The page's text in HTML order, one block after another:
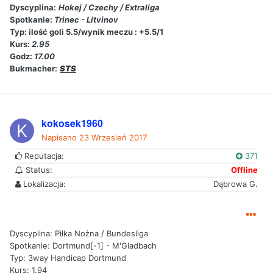
Dyscyplina: Hokej / Czechy / Extraliga
Spotkanie: Trinec - Litvinov
Typ: ilość goli 5.5/wynik meczu : +5.5/1
Kurs: 2.95
Godz: 17.00
Bukmacher: STS
kokosek1960
Napisano 23 Wrzesień 2017
Reputacja:
371
Status:
Offline
Lokalizacja:
Dąbrowa G.
Dyscyplina: Piłka Nożna / Bundesliga
Spotkanie: Dortmund[-1] - M'Gladbach
Typ: 3way Handicap Dortmund
Kurs: 1.94